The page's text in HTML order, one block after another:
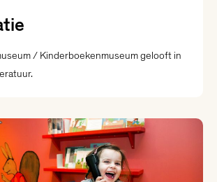
/ Kinderboekenmuseum gelooft in